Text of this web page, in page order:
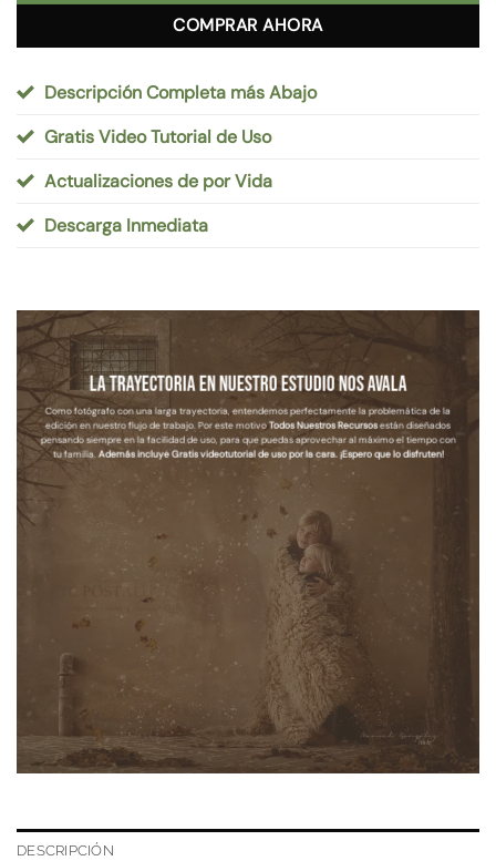
COMPRAR AHORA
Descripción Completa más Abajo
Gratis Video Tutorial de Uso
Actualizaciones de por Vida
Descarga Inmediata
DESCRIPCIÓN
La Trayectoria en nuestro Estudio nos Avala
Como fotógrafo con una larga trayectoria, entendemos perfectamente la problemática de la
edición en nuestro flujo de trabajo. Por este motivoTodos Nuestros Recursosestán diseñados
pensando siempre en la facilidad de uso, para que puedas aprovechar al máximo el tiempo con
tu familia.Además incluye Gratis videotutorial de uso por la cara. ¡Espero que lo disfruten!